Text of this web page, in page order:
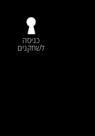
כניסה
לשחקנים